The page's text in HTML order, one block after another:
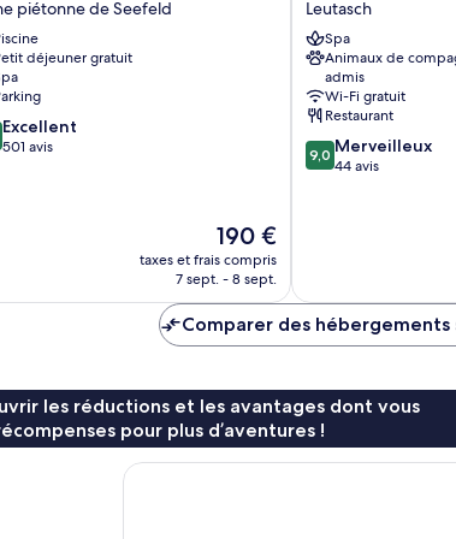
piétonne de Seefeld
déjeuner gratuit
Excellent
501 avis
Le
nouveau
prix
de
190 €
190 €
taxes et frais compris
7 sept. - 8 sept.
Leutasch
Leutasch
Spa
Animaux de
admis
Wi-Fi gratuit
Restaurant
9.0
sur
9,0 Merveilleux
44 avis
Comparer des hébergements
les réductions et les avantages dont vous
pour plus d’aventures !